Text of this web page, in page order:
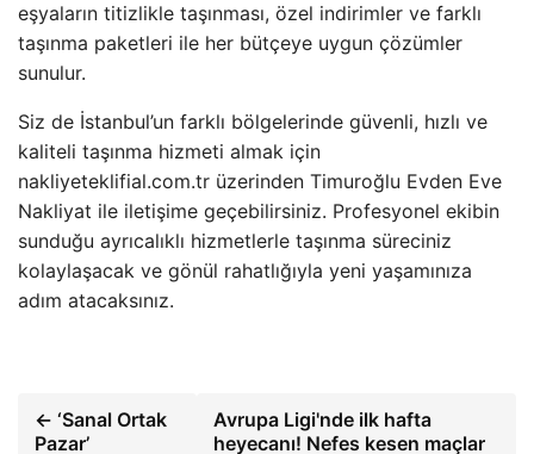
eşyaların titizlikle taşınması, özel indirimler ve farklı
taşınma paketleri ile her bütçeye uygun çözümler
sunulur.
Siz de İstanbul’un farklı bölgelerinde güvenli, hızlı ve
kaliteli taşınma hizmeti almak için
nakliyeteklifial.com.tr üzerinden Timuroğlu Evden Eve
Nakliyat ile iletişime geçebilirsiniz. Profesyonel ekibin
sunduğu ayrıcalıklı hizmetlerle taşınma süreciniz
kolaylaşacak ve gönül rahatlığıyla yeni yaşamınıza
adım atacaksınız.
← ‘Sanal Ortak
Pazar’
Avrupa Ligi'nde ilk hafta
heyecanı! Nefes kesen maçlar